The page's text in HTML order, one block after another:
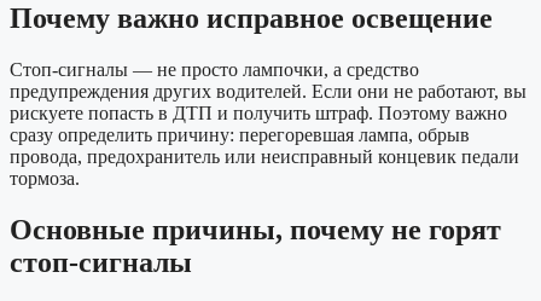
Почему важно исправное освещение
Стоп-сигналы — не просто лампочки, а средство
предупреждения других водителей. Если они не работают, вы
рискуете попасть в ДТП и получить штраф. Поэтому важно
сразу определить причину: перегоревшая лампа, обрыв
провода, предохранитель или неисправный концевик педали
тормоза.
Основные причины, почему не горят
стоп-сигналы